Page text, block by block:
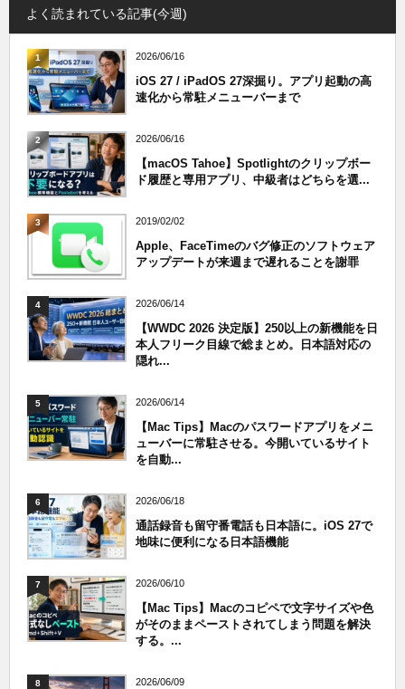
よく読まれている記事(今週)
1 2026/06/16
iOS 27 / iPadOS 27深掘り。アプリ起動の高
速化から常駐メニューバーまで
2 2026/06/16
【macOS Tahoe】Spotlightのクリップボー
ド履歴と専用アプリ、中級者はどちらを選...
3 2019/02/02
Apple、FaceTimeのバグ修正のソフトウェア
アップデートが来週まで遅れることを謝罪
4 2026/06/14
【WWDC 2026 決定版】250以上の新機能を日
本人フリーク目線で総まとめ。日本語対応の
隠れ...
5 2026/06/14
【Mac Tips】Macのパスワードアプリをメニ
ューバーに常駐させる。今開いているサイト
を自動...
6 2026/06/18
通話録音も留守番電話も日本語に。iOS 27で
地味に便利になる日本語機能
7 2026/06/10
【Mac Tips】Macのコピペで文字サイズや色
がそのままペーストされてしまう問題を解決
する。...
8 2026/06/09